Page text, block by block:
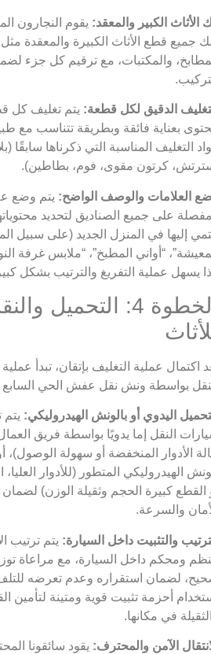
الأثاث الكبير والمعقد: يقوم النجارون
جميع قطع الأثاث الكبيرة والمعقدة
والمكتبات، مع ترقيم كل جزء
الدقيق لكل قطعة: يتم تغليف كل
بعناية فائقة وبطريقة تتناسب مع
التغليف المناسبة التي ذكرناها سابقًا
كرتون مقوى، فوم، بطاطين).
العلامات والوصف الواضح: يتم وضع
على جميع الصناديق لتحديد
إليها في المنزل الجديد (على سبيل
“أواني المطبخ”، “ملابس غرفة
يسهل عملية التفريغ والترتيب بشكل
الخطوة 4: التحميل
اكتمال عملية التغليف بإتقان، تبدأ
بواسطة ونش نقل عفش الحي السابع
اليدوي أو بالونش الهيدروليكي: يتم
النقل إما يدويًا بواسطة فريق
الأدوار المنخفضة أو سهولة الوصول)،
الهيدروليكي المتطور (للأدوار
القطع كبيرة الحجم وثقيلة الوزن)
والسرعة.
والتثبيت داخل السيارة: يتم ترتيب
ومحكم داخل السيارة، مع مراعاة
لضمان استقراره وعدم تعرضه للتلف
أحزمة تثبيت قوية ومتينة لتأمين
في مكانها.
الآمن والمحترف: يقود سائقونا